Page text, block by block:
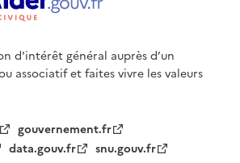
d'intérêt général auprès d’un
associatif et faites vivre les valeurs
gouvernement.fr
data.gouv.fr
snu.gouv.fr